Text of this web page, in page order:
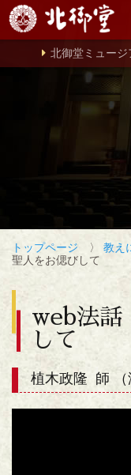
北御堂ミュージ
トップページ 〉 教え
聖人をお偲びして
web法
して
植木政隆 師 （